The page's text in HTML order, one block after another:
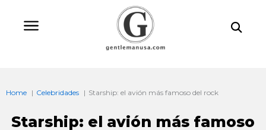
Home Celebridades Starship: el avión más famoso del rock
Starship: el avión más famoso